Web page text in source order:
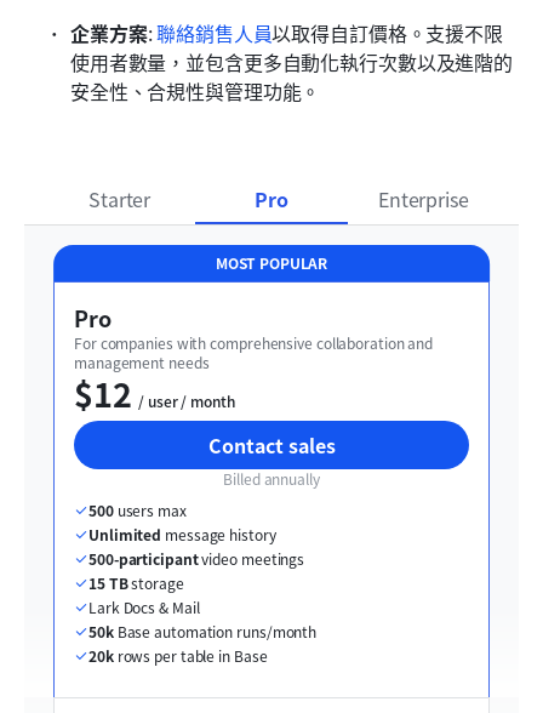
企業方案: 聯絡銷售人員以取得自訂價格。支援不限
使用者數量，並包含更多自動化執行次數以及進階的
安全性、合規性與管理功能。
Starter Pro Enterprise
MOST POPULAR
Pro
For companies with comprehensive collaboration and
management needs
$12
  / user / month
Contact sales
Billed annually
500 users max
Unlimited message history
500-participant video meetings
15 TB storage
Lark Docs & Mail
50k Base automation runs/month
20k rows per table in Base